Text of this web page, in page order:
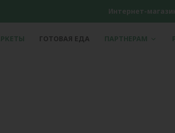
Интернет-
ГОТОВАЯ ЕДА ПАРТНЕРАМ